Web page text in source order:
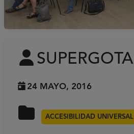
SUPERGOTA
24 MAYO, 2016
ACCESIBILIDAD UNIVERSAL